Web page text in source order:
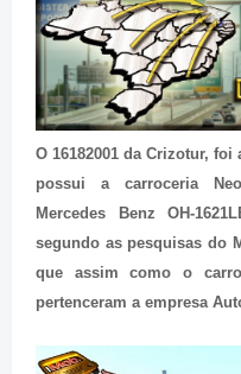
O 16182001 da Crizotur,
possui a carroceria
Mercedes Benz OH-
segundo as pesquisas do
que assim como o
pertenceram a empresa